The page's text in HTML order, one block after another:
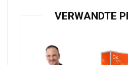
VERWANDTE